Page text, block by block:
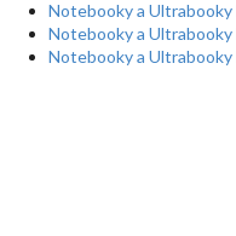
Notebooky a Ultrabooky
Notebooky a Ultrabooky
Notebooky a